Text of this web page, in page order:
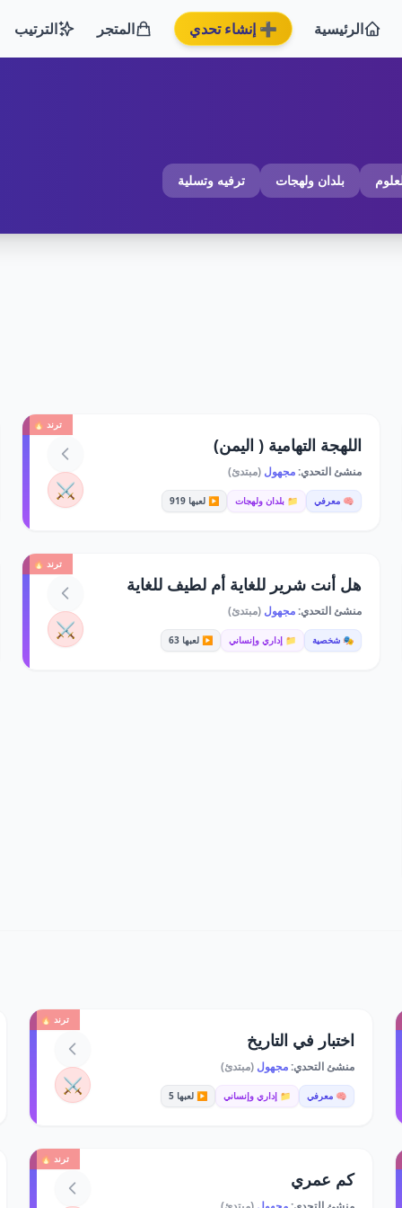
الرئيسية ➕ إنشاء تحدي المتجر الترتيب
بلدان ولهجات ترفيه وتسلية
ترند 🔥
اللهجة التهامية ( اليمن)
منشئ التحدي:مجهول (مبتدئ)
🧠 معرفي 📁 بلدان ولهجات ▶️ لعبها 919 ⚔️
ترند 🔥
هل أنت شرير للغاية أم لطيف للغاية
منشئ التحدي:مجهول (مبتدئ)
🎭 شخصية 📁 إداري وإنساني ▶️ لعبها 63 ⚔️
ترند 🔥
اختبار في التاريخ
منشئ التحدي:مجهول(مبتدئ)
🧠 معرفي 📁 إداري وإنساني ▶️ لعبها 5 ⚔️
ترند 🔥
كم عمري